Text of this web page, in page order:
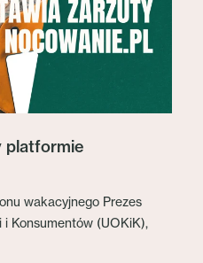
platformie
wakacyjnego Prezes
Konsumentów (UOKiK),